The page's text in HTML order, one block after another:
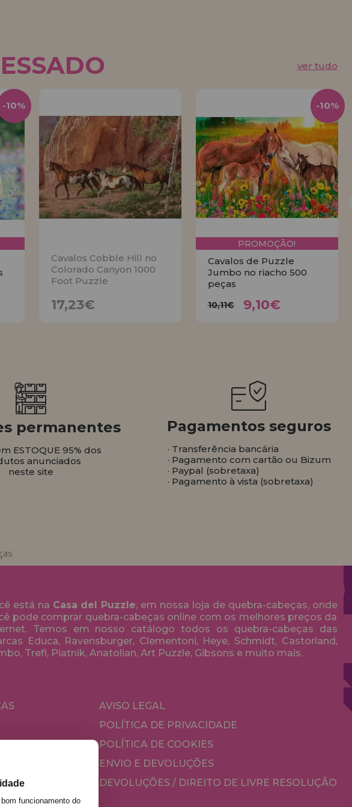
ver tudo
-10%
Cavalos Cobble Hill no
Colorado Canyon 1000
Foot Puzzle
17,23€
PROMOÇÃO!
Cavalos de Puzzle
Jumbo no riacho 500
peças
10,11€ 9,10€
-10%
permanentes
ESTOQUE 95% dos
anunciados
neste site
Pagamentos seguros
· Transferência bancária
· Pagamento com cartão ou Bizum
· Paypal (sobretaxa)
· Pagamento à vista (sobretaxa)
está na Casa del Puzzle, em nossa loja de quebra-cabeças, onde
pode comprar quebra-cabeças online com os melhores preços da
Temos em nosso catálogo todos os quebra-cabeças das
Educa, Ravensburger, Clementoni, Heye, Schmidt, Castorland,
Trefl, Piatnik, Anatolian, Art Puzzle, Gibsons e muito mais.
AVISO LEGAL
POLÍTICA DE PRIVACIDADE
POLÍTICA DE COOKIES
ENVIO E DEVOLUÇÕES
DEVOLUÇÕES / DIREITO DE LIVRE RESOLUÇÃO
funcionamento do